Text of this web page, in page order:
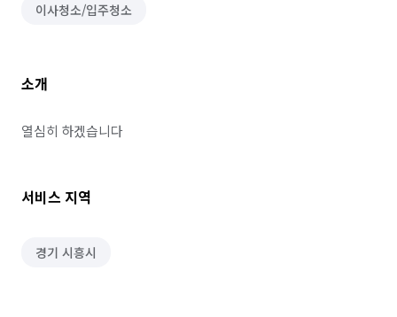
이사청소/입주청소
소개
열심히 하겠습니다
서비스 지역
경기 시흥시